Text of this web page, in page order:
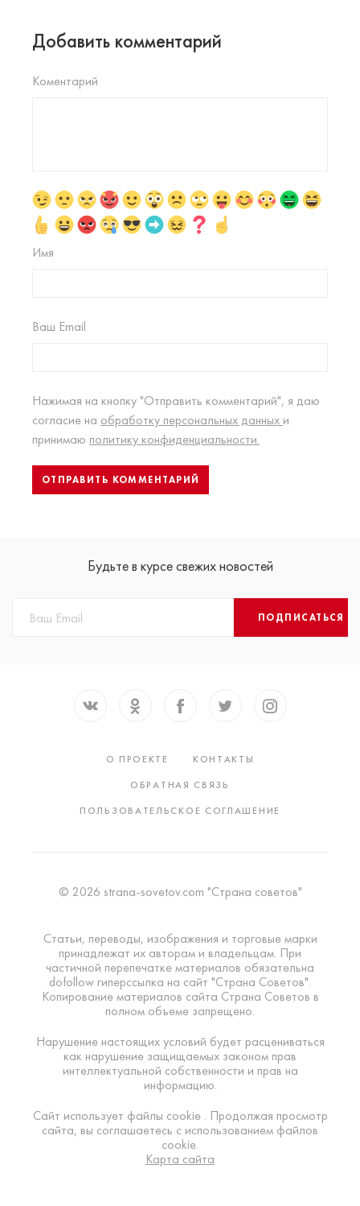
Добавить комментарий
Коментарий
Имя
Ваш Email
Нажимая на кнопку "Отправить комментарий", я даю
согласие на обработку персональных данных и
принимаю политику конфиденциальности.
Будьте в курсе свежих новостей
ПОДПИСАТЬСЯ
О ПРОЕКТЕ
КОНТАКТЫ
ОБРАТНАЯ СВЯЗЬ
ПОЛЬЗОВАТЕЛЬСКОЕ СОГЛАШЕНИЕ
© 2026 strana-sovetov.com "Страна советов"
Статьи, переводы, изображения и торговые марки
принадлежат их авторам и владельцам. При
частичной перепечатке материалов обязательна
dofollow гиперссылка на сайт "Страна Советов".
Копирование материалов сайта Страна Советов в
полном объеме запрещено.
Нарушение настоящих условий будет расцениваться
как нарушение защищаемых законом прав
интеллектуальной собственности и прав на
информацию.
Сайт использует файлы cookie . Продолжая просмотр
сайта, вы соглашаетесь с использованием файлов
cookie.
Карта сайта